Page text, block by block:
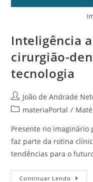
Inteligência
cirurgião-
tecnologia
João de Andrade
materiaPortal /
Presente no
faz parte da rotina
tendências para o
Continuar Lendo